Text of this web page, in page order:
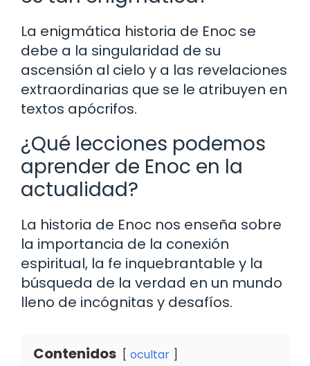
La enigmática historia de Enoc se
debe a la singularidad de su
ascensión al cielo y a las revelaciones
extraordinarias que se le atribuyen en
textos apócrifos.
¿Qué lecciones podemos
aprender de Enoc en la
actualidad?
La historia de Enoc nos enseña sobre
la importancia de la conexión
espiritual, la fe inquebrantable y la
búsqueda de la verdad en un mundo
lleno de incógnitas y desafíos.
Contenidos ocultar